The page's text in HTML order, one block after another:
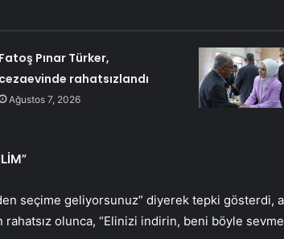
Fatoş Pınar Türker,
cezaevinde rahatsızlandı
Ağustos 7, 2026
seçime geliyorsunuz” diyerek tepki gösterdi,
rahatsız olunca, “Elinizi indirin, beni böyle